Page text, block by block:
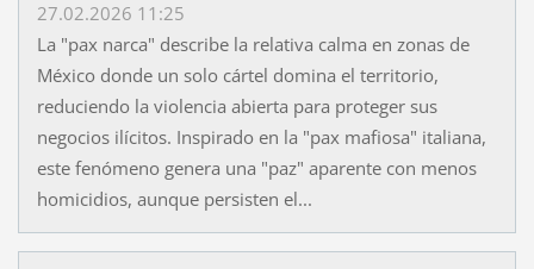
27.02.2026 11:25
La "pax narca" describe la relativa calma en zonas de
México donde un solo cártel domina el territorio,
reduciendo la violencia abierta para proteger sus
negocios ilícitos. Inspirado en la "pax mafiosa" italiana,
este fenómeno genera una "paz" aparente con menos
homicidios, aunque persisten el...